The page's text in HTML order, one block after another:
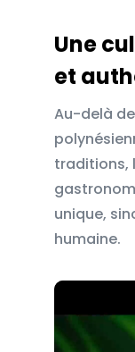
Une
et
Au-delà
traditions,
unique,
humaine.
Lecteur
vidéo